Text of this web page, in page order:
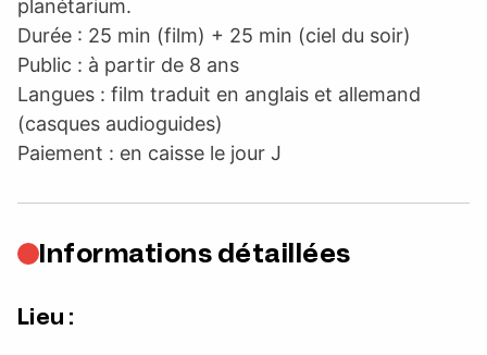
planétarium.
Durée : 25 min (film) + 25 min (ciel du soir)
Public : à partir de 8 ans
Langues : film traduit en anglais et allemand
(casques audioguides)
Paiement : en caisse le jour J
Informations détaillées
Lieu :